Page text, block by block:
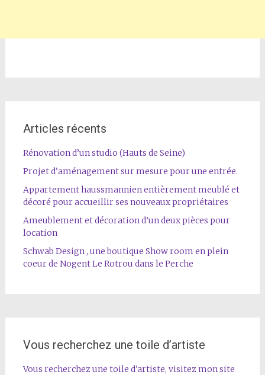
Articles récents
Rénovation d’un studio (Hauts de Seine)
Projet d’aménagement sur mesure pour une entrée.
Appartement haussmannien entièrement meublé et
décoré pour accueillir ses nouveaux propriétaires
Ameublement et décoration d’un deux pièces pour
location
Schwab Design , une boutique Show room en plein
coeur de Nogent Le Rotrou dans le Perche
Vous recherchez une toile d’artiste
Vous recherchez une toile d'artiste, visitez mon site